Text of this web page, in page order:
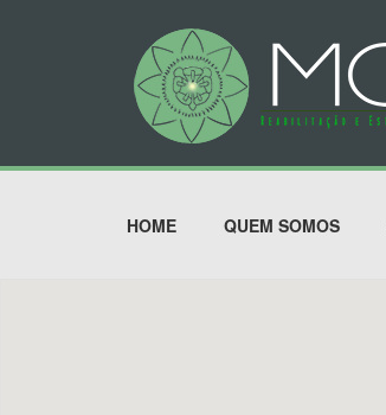
HOME QUEM SOMOS